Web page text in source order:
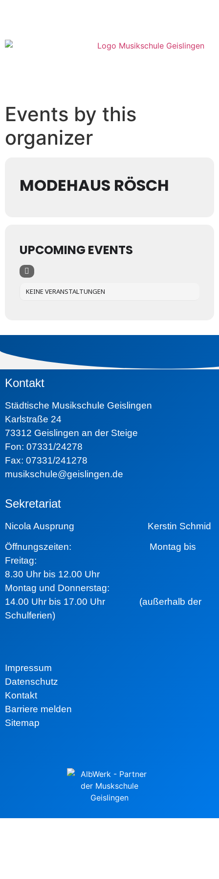
Events by this
organizer
MODEHAUS RÖSCH
UPCOMING EVENTS
KEINE VERANSTALTUNGEN
Kontakt
Städtische Musikschule Geislingen
Karlstraße 24
73312 Geislingen an der Steige
Fon: 07331/24278
Fax: 07331/241278
musikschule@geislingen.de
Sekretariat
Nicola Ausprung Kerstin Schmid
Öffnungszeiten: Montag bis
Freitag:
8.30 Uhr bis 12.00 Uhr
Montag und Donnerstag:
14.00 Uhr bis 17.00 Uhr (außerhalb der
Schulferien)
Impressum
Datenschutz
Kontakt
Barriere melden
Sitemap